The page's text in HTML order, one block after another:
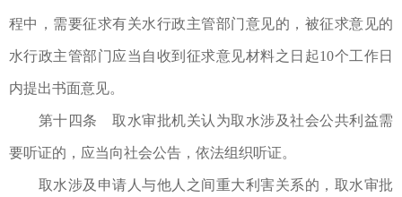
程中，需要征求有关水行政主管部门意见的，被征求意见的
水行政主管部门应当自收到征求意见材料之日起10个工作日
内提出书面意见。
第十四条 取水审批机关认为取水涉及社会公共利益需
要听证的，应当向社会公告，依法组织听证。
取水涉及申请人与他人之间重大利害关系的，取水审批